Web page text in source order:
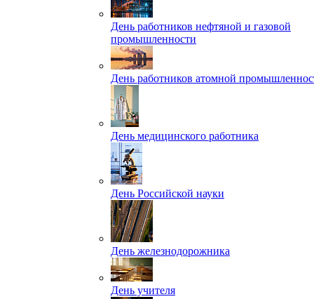
День работников нефтяной и газовой
промышленности
День работников атомной
День медицинского работника
День Российской науки
День железнодорожника
День учителя